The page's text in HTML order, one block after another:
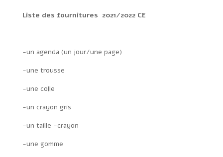
Liste des fournitures 2021/2022 CE
-un agenda (un jour/une page)
-une trousse
-une colle
-un crayon gris
-un taille -crayon
-une gomme